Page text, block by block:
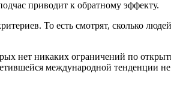
приводит к обратному эффекту.
То есть смотрят, сколько
нет никаких ограничений по
международной тенденции